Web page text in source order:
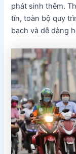
phát sinh thêm.
tín, toàn bộ quy
bạch và dễ dàng